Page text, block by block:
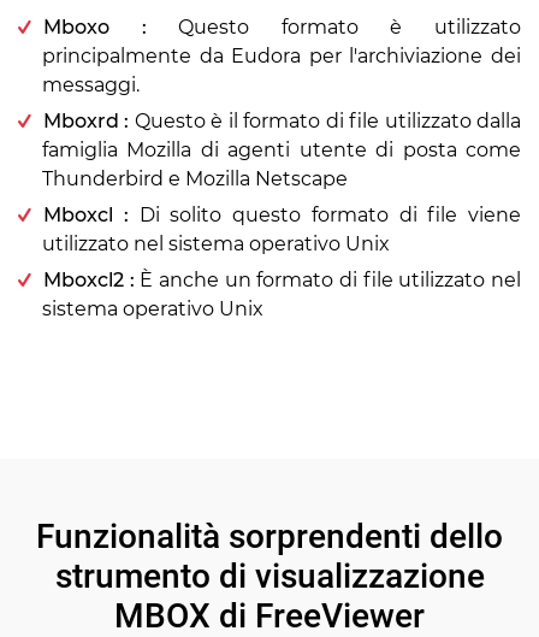
Mboxo : Questo formato è utilizzato
principalmente da Eudora per l'archiviazione dei
messaggi.
Mboxrd : Questo è il formato di file utilizzato dalla
famiglia Mozilla di agenti utente di posta come
Thunderbird e Mozilla Netscape
Mboxcl : Di solito questo formato di file viene
utilizzato nel sistema operativo Unix
Mboxcl2 : È anche un formato di file utilizzato nel
sistema operativo Unix
Funzionalità sorprendenti dello
strumento di visualizzazione
MBOX di FreeViewer